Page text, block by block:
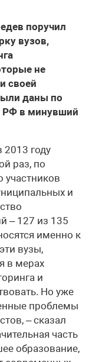
поручил
вузов,
не
своей
даны по
РФ в минувший
году
раз, по
участников
и
– 127 из 135
именно к
вузы,
в мерах
и
Но уже
проблемы
– сказал
часть
образование,